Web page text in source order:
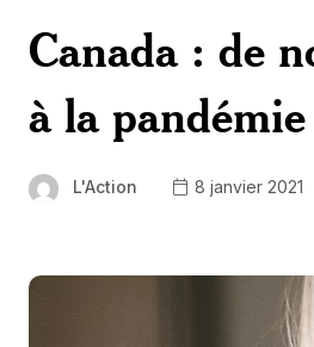
Canada : de
à la pandémie
L'Action 8 janvier 2021